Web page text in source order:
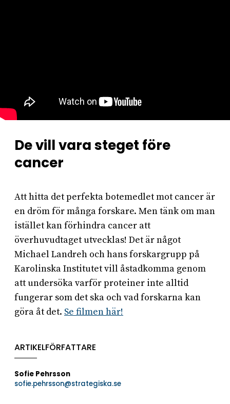
De vill vara steget före
cancer
Att hitta det perfekta botemedlet mot cancer är
en dröm för många forskare. Men tänk om man
istället kan förhindra cancer att
överhuvudtaget utvecklas! Det är något
Michael Landreh och hans forskargrupp på
Karolinska Institutet vill åstadkomma genom
att undersöka varför proteiner inte alltid
fungerar som det ska och vad forskarna kan
göra åt det. Se filmen här!
ARTIKELFÖRFATTARE
Sofie Pehrsson
sofie.pehrsson@strategiska.se